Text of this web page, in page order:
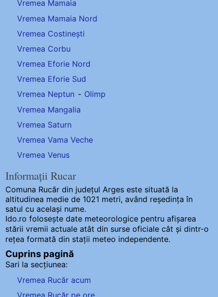
Vremea Mamaia
Vremea Mamaia Nord
Vremea Costinești
Vremea Corbu
Vremea Eforie Nord
Vremea Eforie Sud
Vremea Neptun - Olimp
Vremea Mangalia
Vremea Saturn
Vremea Vama Veche
Vremea Venus
Informații Rucar
Comuna Rucăr din județul Arges este situată la
altitudinea medie de 1021 metri, având reședința în
satul cu același nume.
Ido.ro folosește date meteorologice pentru afișarea
stării vremii actuale atât din surse oficiale cât și dintr-o
rețea formată din stații meteo independente.
Cuprins pagină
Sari la secțiunea:
Vremea Rucăr acum
Vremea Rucăr pe ore